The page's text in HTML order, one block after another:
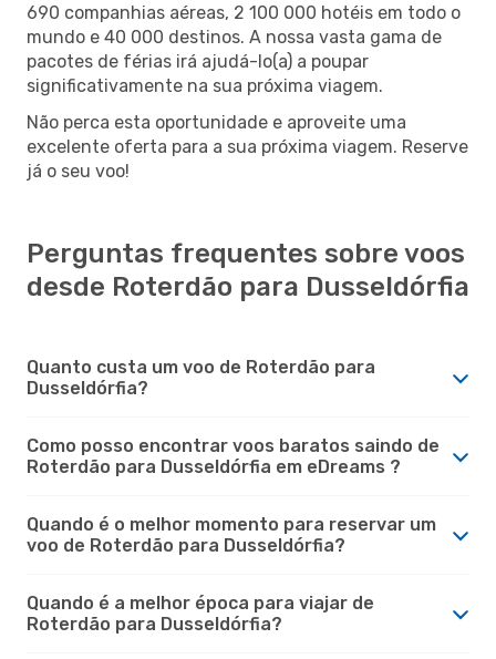
690 companhias aéreas, 2 100 000 hotéis em todo o
mundo e 40 000 destinos. A nossa vasta gama de
pacotes de férias irá ajudá-lo(a) a poupar
significativamente na sua próxima viagem.
Não perca esta oportunidade e aproveite uma
excelente oferta para a sua próxima viagem. Reserve
já o seu voo!
Perguntas frequentes sobre voos
desde Roterdão para Dusseldórfia
Quanto custa um voo de Roterdão para
Dusseldórfia?
Como posso encontrar voos baratos saindo de
Roterdão para Dusseldórfia em eDreams ?
Quando é o melhor momento para reservar um
voo de Roterdão para Dusseldórfia?
Quando é a melhor época para viajar de
Roterdão para Dusseldórfia?